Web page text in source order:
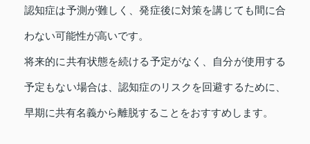
認知症は予測が難しく、発症後に対策を講じても間に合
わない可能性が高いです。
将来的に共有状態を続ける予定がなく、自分が使用する
予定もない場合は、認知症のリスクを回避するために、
早期に共有名義から離脱することをおすすめします。